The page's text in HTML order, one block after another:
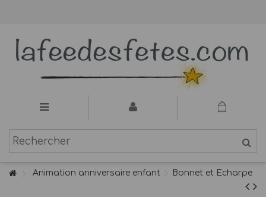
Animation anniversaire enfant Bonnet et Echarpe